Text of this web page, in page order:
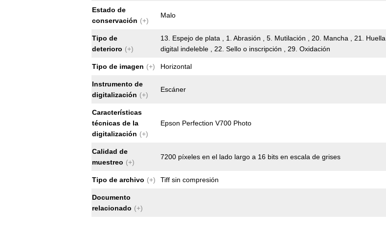
Estado de
conservación (+)
Malo
Tipo de
deterioro (+)
13. Espejo de plata , 1. Abrasión , 5. Mutilación , 20. Mancha , 21. Huella
digital indeleble , 22. Sello o inscripción , 29. Oxidación
Tipo de imagen (+) Horizontal
Instrumento de
digitalización (+)
Escáner
Características
técnicas de la
digitalización (+)
Epson Perfection V700 Photo
Calidad de
muestreo (+)
7200 píxeles en el lado largo a 16 bits en escala de grises
Tipo de archivo (+) Tiff sin compresión
Documento
relacionado (+)